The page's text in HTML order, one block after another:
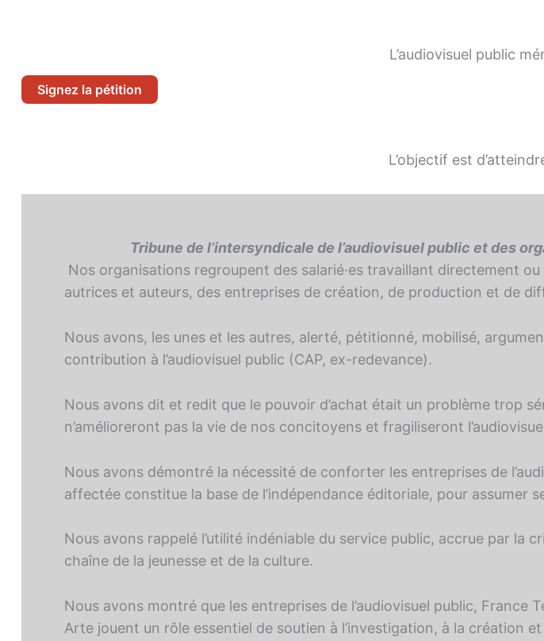
L’audiovisuel public
Signez la pétition
L’objectif est
Tribune de l’intersyndicale de l’audiovisuel public et des
Nos organisations regroupent des salarié·es travaillant directement
autrices et auteurs, des entreprises de création, de production et de
Nous avons, les unes et les autres, alerté, pétitionné, mobilisé,
contribution à l’audiovisuel public (CAP, ex-redevance).
Nous avons dit et redit que le pouvoir d’achat était un problème trop
n’amélioreront pas la vie de nos concitoyens et fragiliseront
Nous avons démontré la nécessité de conforter les entreprises de
affectée constitue la base de l’indépendance éditoriale, pour assumer
Nous avons rappelé l’utilité indéniable du service public, accrue par
chaîne de la jeunesse et de la culture.
Nous avons montré que les entreprises de l’audiovisuel public, France
Arte jouent un rôle essentiel de soutien à l’investigation, à la création